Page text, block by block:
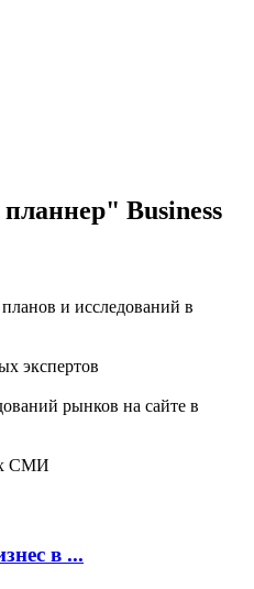
Business
планов и исследований в
экспертов
рынков на сайте в
СМИ
в ...